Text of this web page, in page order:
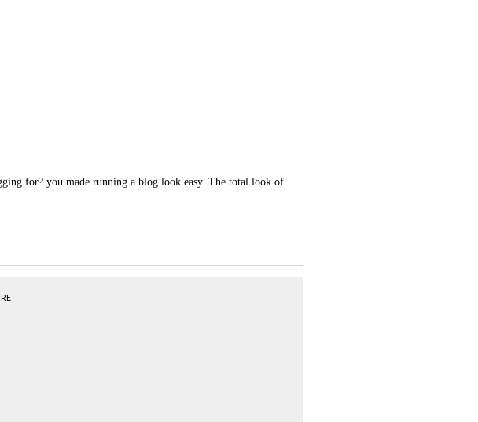
for? you made running a blog look easy. The total look of